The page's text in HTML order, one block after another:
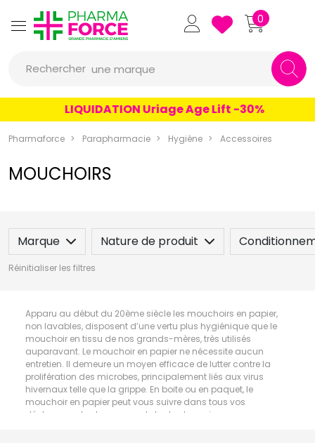
Pharmaforce Grande Pharmacie
0
Rechercher
un conseil
un produit
une marque
LIQUIDATION Uriage Age Lift -30%
Pharmaforce Parapharmacie Hygiène Accessoires
MOUCHOIRS
Marque Nature de produit
Réinitialiser les filtres
Apparu au début du 20ème siècle les mouchoirs en papier,
non lavables, disposent d’une vertu plus hygiénique que le
mouchoir en tissu de nos grands-mères, très utilisés
auparavant. Le mouchoir en papier ne nécessite aucun
entretien. Il demeure un moyen efficace de lutter contre la
prolifération des microbes, principalement liés aux virus
hivernaux telle que la grippe. En boite ou en paquet, le
mouchoir en papier peut vous suivre dans tous vos
déplacements et au cours de toutes les saisons.